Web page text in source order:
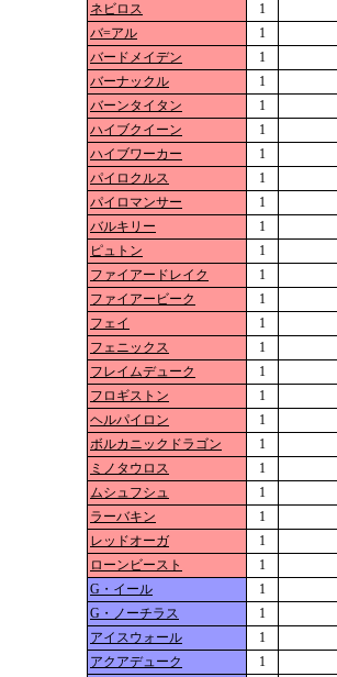
ネビロス
1
バ=アル
1
バードメイデン
1
バーナックル
1
バーンタイタン
1
ハイブクイーン
1
ハイブワーカー
1
パイロクルス
1
パイロマンサー
1
バルキリー
1
ピュトン
1
ファイアードレイク
1
ファイアービーク
1
フェイ
1
フェニックス
1
フレイムデューク
1
フロギストン
1
ヘルパイロン
1
ボルカニックドラゴン
1
ミノタウロス
1
ムシュフシュ
1
ラーバキン
1
レッドオーガ
1
ローンビースト
1
G・イール
1
G・ノーチラス
1
アイスウォール
1
アクアデューク
1